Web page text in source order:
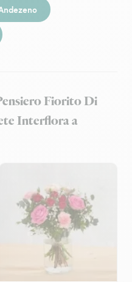
Fiorito Di
Interflora a